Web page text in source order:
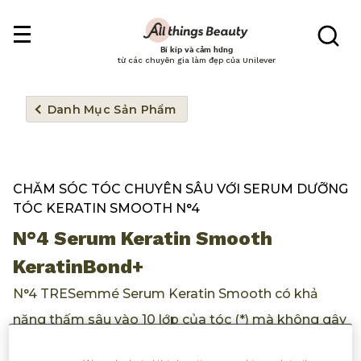
Bí kíp và cảm hứng
từ các chuyên gia làm đẹp của Unilever
Danh Mục Sản Phẩm
CHĂM SÓC TÓC CHUYÊN SÂU VỚI SERUM DƯỠNG
TÓC KERATIN SMOOTH N°4
N°4 Serum Keratin Smooth
KeratinBond+
N°4 TRESemmé Serum Keratin Smooth có khả
năng thấm sâu vào 10 lớp của tóc (*) mà không gây